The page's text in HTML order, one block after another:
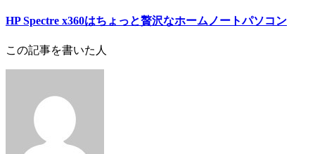
HP Spectre x360はちょっと贅沢なホームノートパソコン
この記事を書いた人